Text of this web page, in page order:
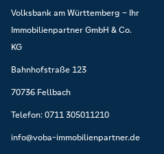
Volksbank am Württemberg – Ihr
Immobilienpartner GmbH & Co.
KG
Bahnhofstraße 123
70736 Fellbach
Telefon: 0711 305011210
info@voba-immobilienpartner.de